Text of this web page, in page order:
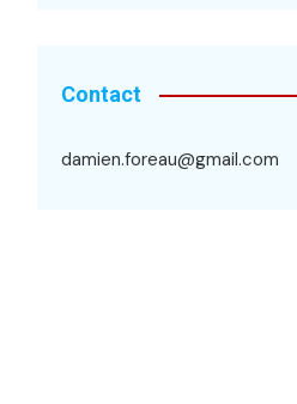
Contact
damien.foreau@gmail.com